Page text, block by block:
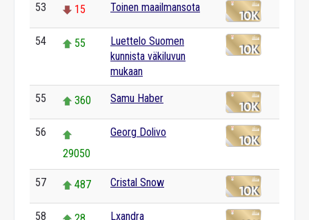
53 15 Toinen maailmansota
54 55
Luettelo Suomen
kunnista väkiluvun
mukaan
55 360 Samu Haber
56
29050
Georg Dolivo
57 487 Cristal Snow
58 Lxandra